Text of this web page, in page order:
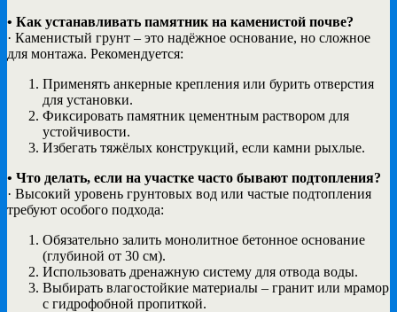
• Как устанавливать памятник на каменистой почве?
· Каменистый грунт – это надёжное основание, но сложное
для монтажа. Рекомендуется:
Применять анкерные крепления или бурить отверстия
для установки.
Фиксировать памятник цементным раствором для
устойчивости.
Избегать тяжёлых конструкций, если камни рыхлые.
• Что делать, если на участке часто бывают подтопления?
· Высокий уровень грунтовых вод или частые подтопления
требуют особого подхода:
Обязательно залить монолитное бетонное основание
(глубиной от 30 см).
Использовать дренажную систему для отвода воды.
Выбирать влагостойкие материалы – гранит или мрамор
с гидрофобной пропиткой.